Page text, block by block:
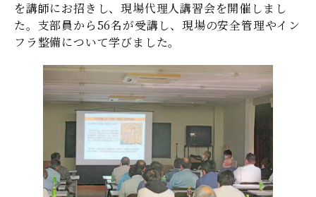
を講師にお招きし、現場代理人講習会を開催しまし
た。支部員から56名が受講し、現場の安全管理やイン
フラ整備について学びました。